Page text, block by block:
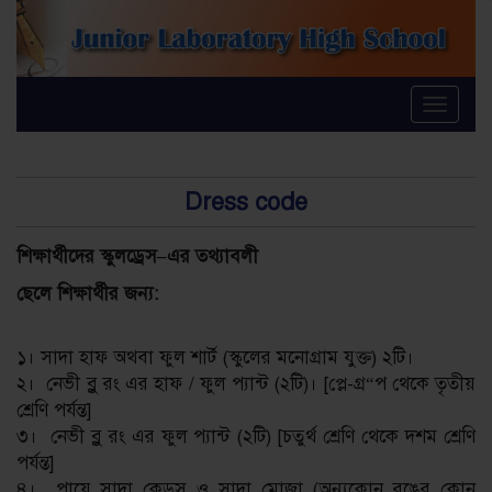
Toggle
Dress code
শিক্ষার্থীদের স্কুলড্রেস–এর তথ্যাবলী
ছেলে শিক্ষার্থীর জন্য:
১। সাদা হাফ অথবা ফুল শার্ট (স্কুলের মনোগ্রাম যুক্ত) ২টি।
২। নেভী ব্লু রং এর হাফ / ফুল প্যান্ট (২টি)। [প্লে-গ্র“প থেকে তৃতীয়
শ্রেণি পর্যন্ত]
৩। নেভী ব্লু রং এর ফুল প্যান্ট (২টি) [চতুর্থ শ্রেণি থেকে দশম শ্রেণি
পর্যন্ত]